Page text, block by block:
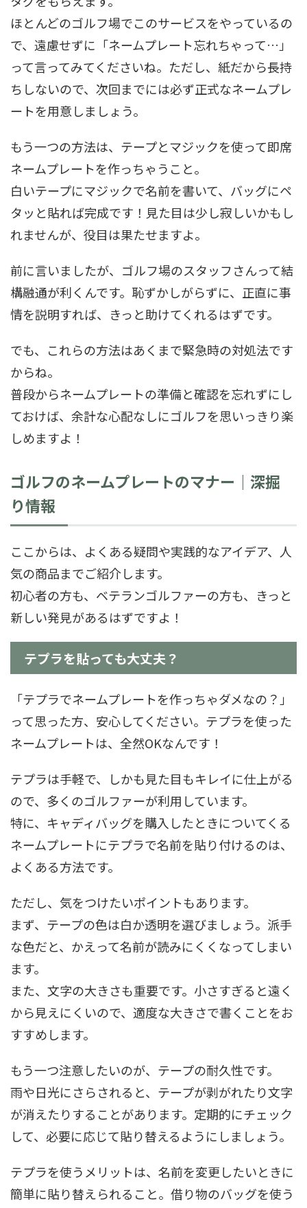
ほとんどのゴルフ場でこのサービスをやっているの
で、遠慮せずに「ネームプレート忘れちゃって…」
って言ってみてくださいね。ただし、紙だから長持
ちしないので、次回までには必ず正式なネームプレ
ートを用意しましょう。
もう一つの方法は、テープとマジックを使って即席
ネームプレートを作っちゃうこと。
白いテープにマジックで名前を書いて、バッグにペ
タッと貼れば完成です！見た目は少し寂しいかもし
れませんが、役目は果たせますよ。
前に言いましたが、ゴルフ場のスタッフさんって結
構融通が利くんです。恥ずかしがらずに、正直に事
情を説明すれば、きっと助けてくれるはずです。
でも、これらの方法はあくまで緊急時の対処法です
からね。
普段からネームプレートの準備と確認を忘れずにし
ておけば、余計な心配なしにゴルフを思いっきり楽
しめますよ！
ゴルフのネームプレートのマナー｜深掘
り情報
ここからは、よくある疑問や実践的なアイデア、人
気の商品までご紹介します。
初心者の方も、ベテランゴルファーの方も、きっと
新しい発見があるはずですよ！
テプラを貼っても大丈夫？
「テプラでネームプレートを作っちゃダメなの？」
って思った方、安心してください。テプラを使った
ネームプレートは、全然OKなんです！
テプラは手軽で、しかも見た目もキレイに仕上がる
ので、多くのゴルファーが利用しています。
特に、キャディバッグを購入したときについてくる
ネームプレートにテプラで名前を貼り付けるのは、
よくある方法です。
ただし、気をつけたいポイントもあります。
まず、テープの色は白か透明を選びましょう。派手
な色だと、かえって名前が読みにくくなってしまい
ます。
また、文字の大きさも重要です。小さすぎると遠く
から見えにくいので、適度な大きさで書くことをお
すすめします。
もう一つ注意したいのが、テープの耐久性です。
雨や日光にさらされると、テープが剥がれたり文字
が消えたりすることがあります。定期的にチェック
して、必要に応じて貼り替えるようにしましょう。
テプラを使うメリットは、名前を変更したいときに
簡単に貼り替えられること。借り物のバッグを使う